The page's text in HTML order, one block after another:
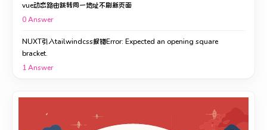
vue动态路由跳转同一地址不刷新页面
0Answer
NUXT引入tailwindcss报错Error: Expected an opening square
bracket.
1Answer